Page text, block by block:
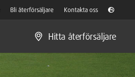
Bli återförsäljare Kontakta oss
Hitta återförsäljare